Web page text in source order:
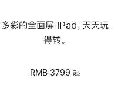
多彩的全面屏 iPad，天天玩
得转。
RMB 3799 起